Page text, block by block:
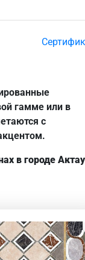
гамме или в
с
в городе